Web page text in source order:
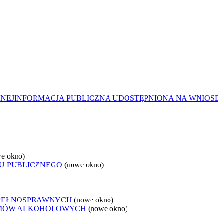
INFORMACJA PUBLICZNA UDOSTĘPNIONA NA
okno)
PUBLICZNEGO (nowe okno)
(nowe okno)
ALKOHOLOWYCH (nowe okno)